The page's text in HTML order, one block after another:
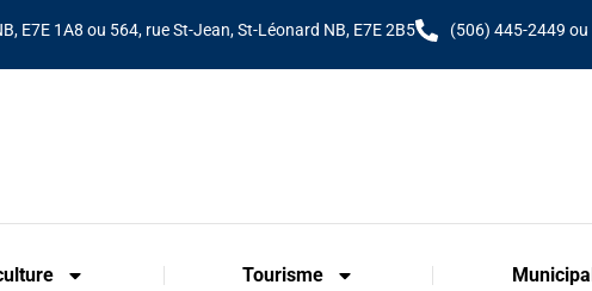
E7E 1A8 ou 564, rue St-Jean, St-Léonard NB, E7E 2B5 (506) 445-2449
Tourisme